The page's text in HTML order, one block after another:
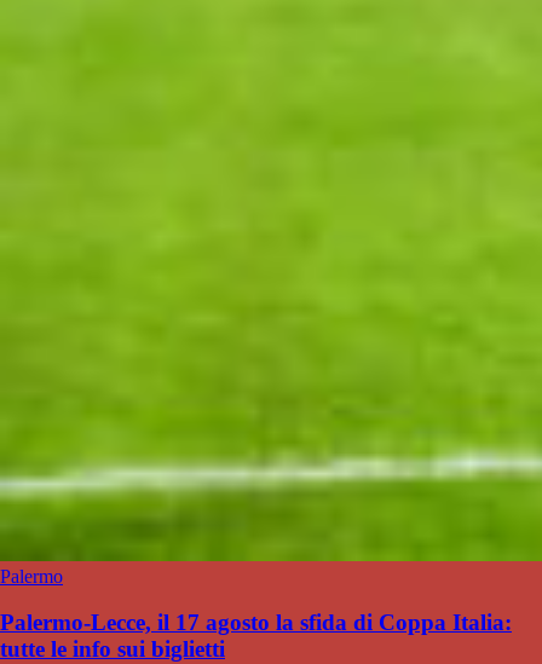
Palermo
Palermo-Lecce, il 17 agosto la sfida di Coppa Italia:
tutte le info sui biglietti